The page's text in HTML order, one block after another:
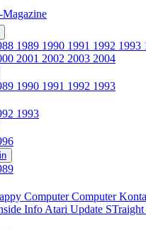
1989 1990 1991 1992 1993
2001 2002 2003 2004
1990 1991 1992 1993
1993
ComputerComputer
Info Atari Update